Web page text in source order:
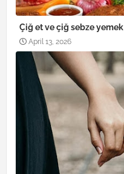
Çiğ et ve çiğ sebze yemek
April 13, 2026